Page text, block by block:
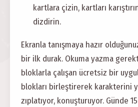
kartlara çizin, kartları
dizdirin.
Ekranla tanışmaya hazır
bir ilk durak. Okuma yazma
bloklarla çalışan ücretsiz bir
blokları birleştirerek karakterini
zıplatıyor, konuşturuyor. Günde